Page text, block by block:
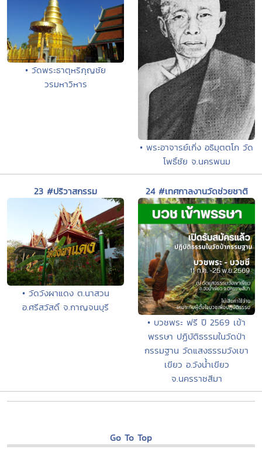
• วัดพระธาตุหริภุญชัย
วรมหาวิหาร
• พระอาจารย์เกิ่ง อธิมุตตโก วัด
โพธิ์ชัย จ.นครพนม
23 #ปริวาสกรรม
• วัดวังผาแดง ต.นาสวน
อ.ศรีสวัสดิ์ จ.กาญจนบุรี
24 #เทศกาลงานวัดช่วยชาติ
• บวชพระ ฟรี ปี 2569 เข้า
พรรษา ปฏิบัติธรรมในวัดป่า
กรรมฐาน วัดแสงธรรมวังเขา
เขียว อ.วังน้ำเขียว
จ.นครราชสีมา
Go To Top